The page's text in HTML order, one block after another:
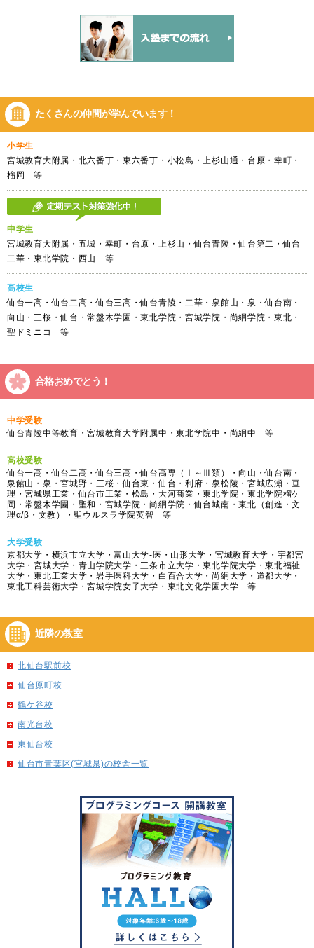
たくさんの仲間が学んでいます！
小学生
宮城教育大附属・北六番丁・東六番丁・小松島・上杉山通・台原・幸町・
榴岡 等
中学生
宮城教育大附属・五城・幸町・台原・上杉山・仙台青陵・仙台第二・仙台
二華・東北学院・西山 等
高校生
仙台一高・仙台二高・仙台三高・仙台青陵・二華・泉館山・泉・仙台南・
向山・三桜・仙台・常盤木学園・東北学院・宮城学院・尚絅学院・東北・
聖ドミニコ 等
合格おめでとう！
中学受験
仙台青陵中等教育・宮城教育大学附属中・東北学院中・尚絅中 等
高校受験
仙台一高・仙台二高・仙台三高・仙台高専（Ⅰ～Ⅲ類）・向山・仙台南・
泉館山・泉・宮城野・三桜・仙台東・仙台・利府・泉松陵・宮城広瀬・亘
理・宮城県工業・仙台市工業・松島・大河商業・東北学院・東北学院榴ケ
岡・常盤木学園・聖和・宮城学院・尚絅学院・仙台城南・東北（創進・文
理α/β・文教）・聖ウルスラ学院英智 等
大学受験
京都大学・横浜市立大学・富山大学-医・山形大学・宮城教育大学・宇都宮
大学・宮城大学・青山学院大学・三条市立大学・東北学院大学・東北福祉
大学・東北工業大学・岩手医科大学・白百合大学・尚絅大学・道都大学・
東北工科芸術大学・宮城学院女子大学・東北文化学園大学 等
近隣の教室
北仙台駅前校
仙台原町校
鶴ケ谷校
南光台校
東仙台校
仙台市青葉区(宮城県)の校舎一覧